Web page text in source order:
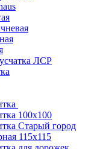
ЛСР
100x100
Старый город
115x115